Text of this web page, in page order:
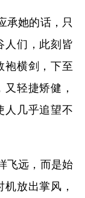
承她的话，只
人们，此刻皆
袍横剑，下至
轻捷矫健，
人几乎追望不
飞远，而是始
放出掌风，